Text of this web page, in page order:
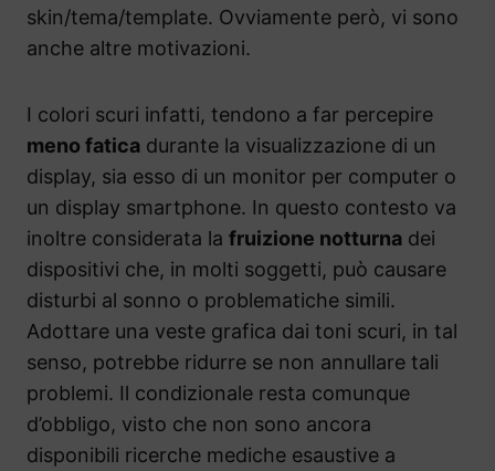
skin/tema/template. Ovviamente però, vi sono
anche altre motivazioni.
I colori scuri infatti, tendono a far percepire
meno fatica durante la visualizzazione di un
display, sia esso di un monitor per computer o
un display smartphone. In questo contesto va
inoltre considerata la fruizione notturna dei
dispositivi che, in molti soggetti, può causare
disturbi al sonno o problematiche simili.
Adottare una veste grafica dai toni scuri, in tal
senso, potrebbe ridurre se non annullare tali
problemi. Il condizionale resta comunque
d’obbligo, visto che non sono ancora
disponibili ricerche mediche esaustive a